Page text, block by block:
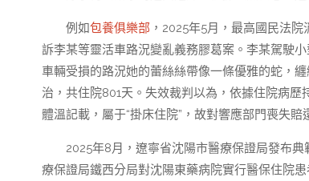
例如包養俱樂部 ，2025年5月，最高國民法
訴李某等靈活車路況變亂義務膠葛案。李某駕駛
車輛受損的路況她的蕾絲絲帶像一條優雅的蛇，
治，共住院801天。失效裁判以為，依據住院病
體溫記載，屬于“掛床住院”，故對響應部門喪失賠
2025年8月，遼寧省沈陽市醫療保證局發布典
療保證局鐵西分局對沈陽東藥病院實行醫保住院